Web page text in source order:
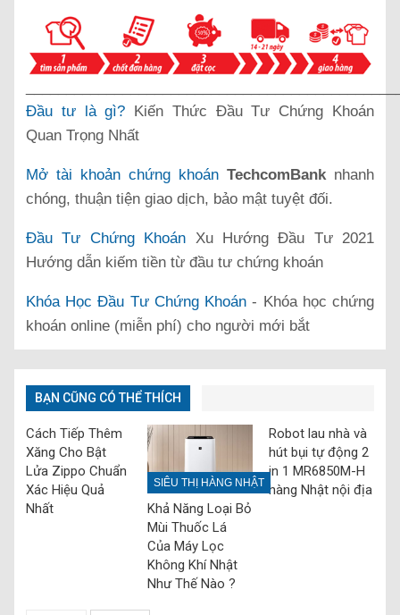
Đầu tư là gì? Kiến Thức Đầu Tư Chứng Khoán
Quan Trọng Nhất
Mở tài khoản chứng khoán TechcomBank nhanh
chóng, thuận tiện giao dịch, bảo mật tuyệt đối.
Đầu Tư Chứng Khoán Xu Hướng Đầu Tư 2021
Hướng dẫn kiếm tiền từ đầu tư chứng khoán
Khóa Học Đầu Tư Chứng Khoán - Khóa học chứng
khoán online (miễn phí) cho người mới bắt
BẠN CŨNG CÓ THỂ THÍCH
Cách Tiếp Thêm
Xăng Cho Bật
Lửa Zippo Chuẩn
Xác Hiệu Quả
Nhất
SIÊU THỊ HÀNG NHẬT
Khả Năng Loại Bỏ
Mùi Thuốc Lá
Của Máy Lọc
Không Khí Nhật
Như Thế Nào ?
Robot lau nhà và
hút bụi tự động 2
in 1 MR6850M-H
hàng Nhật nội địa